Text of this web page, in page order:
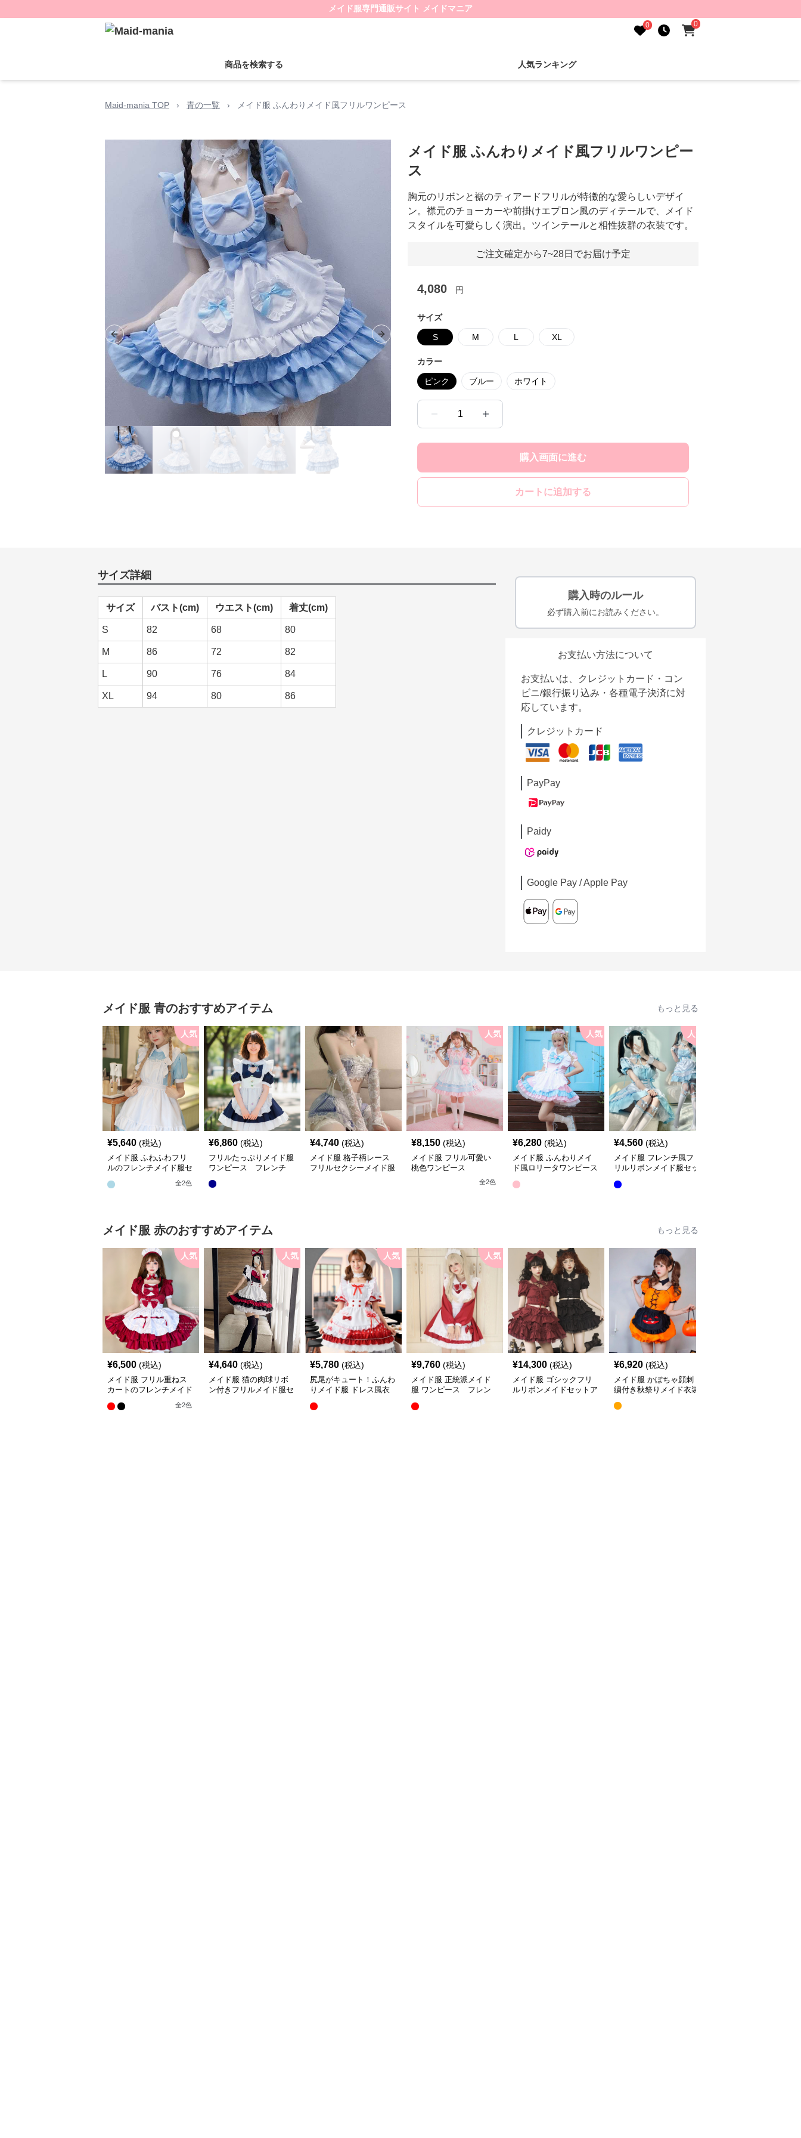
メイド服専門通販サイト メイドマニア
0 0
商品を検索する 人気ランキング
Maid-mania TOP › 青の一覧 › メイド服 ふんわりメイド風フリルワンピース
Previous slide Next slide
メイド服 ふんわりメイド風フリルワンピー
ス
胸元のリボンと裾のティアードフリルが特徴的な愛らしいデザイ
ン。襟元のチョーカーや前掛けエプロン風のディテールで、メイド
スタイルを可愛らしく演出。ツインテールと相性抜群の衣装です。
ご注文確定から7~28日でお届け予定
4,080 円
サイズ
S M L XL
カラー
ピンク ブルー ホワイト
1
購入画面に進む
カートに追加する
サイズ詳細
サイズ バスト(cm) ウエスト(cm) 着丈(cm)
S 82 68 80
M 86 72 82
L 90 76 84
XL 94 80 86
購入時のルール
必ず購入前にお読みください。
お支払い方法について
お支払いは、クレジットカード・コン
ビニ/銀行振り込み・各種電子決済に対
応しています。
クレジットカード
PayPay
Paidy
Google Pay / Apple Pay
メイド服 青のおすすめアイテム もっと見る
人気
¥5,640 (税込)
メイド服 ふわふわフリ
ルのフレンチメイド服セ
全2色
¥6,860 (税込)
フリルたっぷりメイド服
ワンピース フレンチ
¥4,740 (税込)
メイド服 格子柄レース
フリルセクシーメイド服
人気
¥8,150 (税込)
メイド服 フリル可愛い
桃色ワンピース
全2色
人気
¥6,280 (税込)
メイド服 ふんわりメイ
ド風ロリータワンピース
人気
¥4,560 (税込)
メイド服 フレンチ風フ
リルリボンメイド服セッ
メイド服 赤のおすすめアイテム もっと見る
人気
¥6,500 (税込)
メイド服 フリル重ねス
カートのフレンチメイド
全2色
人気
¥4,640 (税込)
メイド服 猫の肉球リボ
ン付きフリルメイド服セ
人気
¥5,780 (税込)
尻尾がキュート！ふんわ
りメイド服 ドレス風衣
人気
¥9,760 (税込)
メイド服 正統派メイド
服 ワンピース フレン
¥14,300 (税込)
メイド服 ゴシックフリ
ルリボンメイドセットア
¥6,920 (税込)
メイド服 かぼちゃ顔刺
繍付き秋祭りメイド衣装